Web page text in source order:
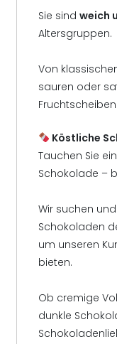
Sie sindweich
Altersgruppen.
Von
sauren oder
Köstliche
Tauchen Sie
Schokolade –
Wir suchen
Schokoladen
um unseren
bieten.
Ob cremige
dunkle